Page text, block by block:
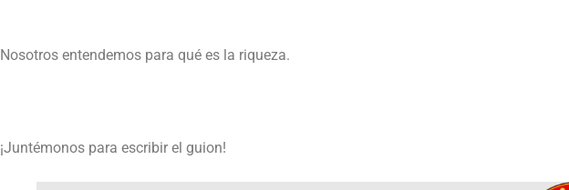
Nosotros entendemos para qué es la riqueza.
¡Juntémonos para escribir el guion!